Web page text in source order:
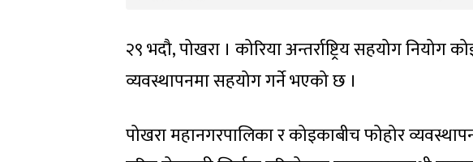
२९ भदौ, पोखरा । कोरिया अन्तर्राष्ट्रिय सहयोग
व्यवस्थापनमा सहयोग गर्ने भएको छ ।
पोखरा महानगरपालिका र कोइकाबीच फोहोर